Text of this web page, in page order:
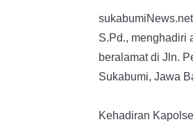
S.Pd., menghadiri
beralamat di Jln.
Sukabumi, Jawa
Kehadiran